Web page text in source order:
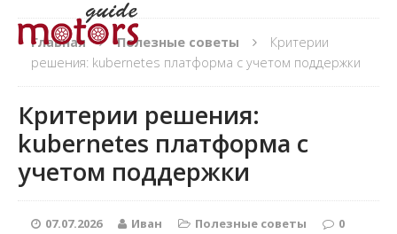
Главная Полезные советы
Критерии
решения: kubernetes платформа с учетом поддержки
Критерии решения:
kubernetes платформа с
учетом поддержки
07.07.2026 Иван Полезные советы 0